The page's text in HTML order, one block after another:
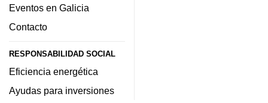
Eventos en Galicia
Contacto
RESPONSABILIDAD SOCIAL
Eficiencia energética
Ayudas para inversiones